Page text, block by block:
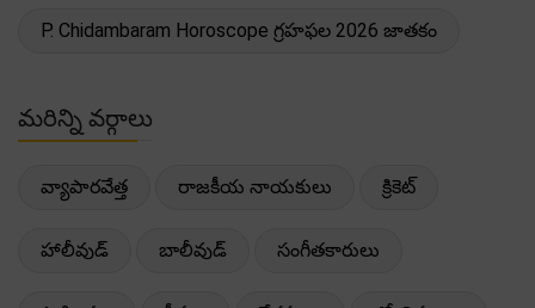
P. Chidambaram Horoscope గ్రహఫల 2026 జాతకం
మరిన్ని వర్గాలు
వ్యాపారవేత్త రాజకీయ నాయకులు క్రికెట్
హాలీవుడ్ బాలీవుడ్ సంగీతకారులు